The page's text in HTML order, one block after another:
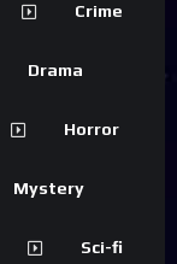
Crime
Drama
Horror
Mystery
Sci-fi